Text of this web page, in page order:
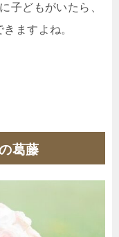
に子どもがいたら、
ますよね。
葛藤